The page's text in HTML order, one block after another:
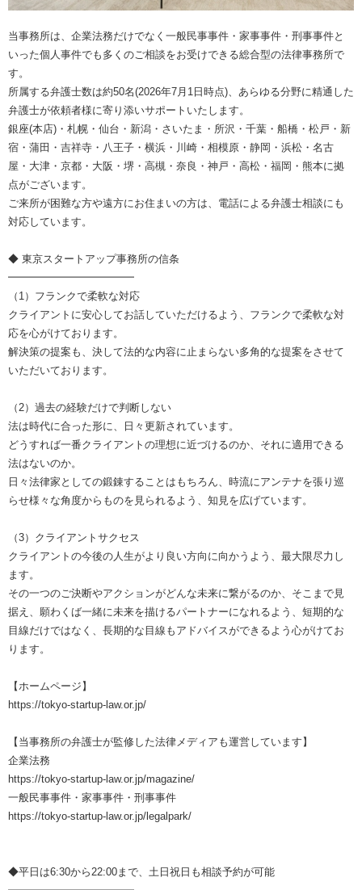
当事務所は、企業法務だけでなく一般民事事件・家事事件・刑事事件と
いった個人事件でも多くのご相談をお受けできる総合型の法律事務所で
す。
所属する弁護士数は約50名(2026年7月1日時点)、あらゆる分野に精通した
弁護士が依頼者様に寄り添いサポートいたします。
銀座(本店)・札幌・仙台・新潟・さいたま・所沢・千葉・船橋・松戸・新
宿・蒲田・吉祥寺・八王子・横浜・川崎・相模原・静岡・浜松・名古
屋・大津・京都・大阪・堺・高槻・奈良・神戸・高松・福岡・熊本に拠
点がございます。
ご来所が困難な方や遠方にお住まいの方は、電話による弁護士相談にも
対応しています。
◆ 東京スタートアップ事務所の信条
━━━━━━━━━━━━
（1）フランクで柔軟な対応
クライアントに安心してお話していただけるよう、フランクで柔軟な対
応を心がけております。
解決策の提案も、決して法的な内容に止まらない多角的な提案をさせて
いただいております。
（2）過去の経験だけで判断しない
法は時代に合った形に、日々更新されています。
どうすれば一番クライアントの理想に近づけるのか、それに適用できる
法はないのか。
日々法律家としての鍛錬することはもちろん、時流にアンテナを張り巡
らせ様々な角度からものを見られるよう、知見を広げています。
（3）クライアントサクセス
クライアントの今後の人生がより良い方向に向かうよう、最大限尽力し
ます。
その一つのご決断やアクションがどんな未来に繋がるのか、そこまで見
据え、願わくば一緒に未来を描けるパートナーになれるよう、短期的な
目線だけではなく、長期的な目線もアドバイスができるよう心がけてお
ります。
【ホームページ】
https://tokyo-startup-law.or.jp/
【当事務所の弁護士が監修した法律メディアも運営しています】
企業法務
https://tokyo-startup-law.or.jp/magazine/
一般民事事件・家事事件・刑事事件
https://tokyo-startup-law.or.jp/legalpark/
◆平日は6:30から22:00まで、土日祝日も相談予約が可能